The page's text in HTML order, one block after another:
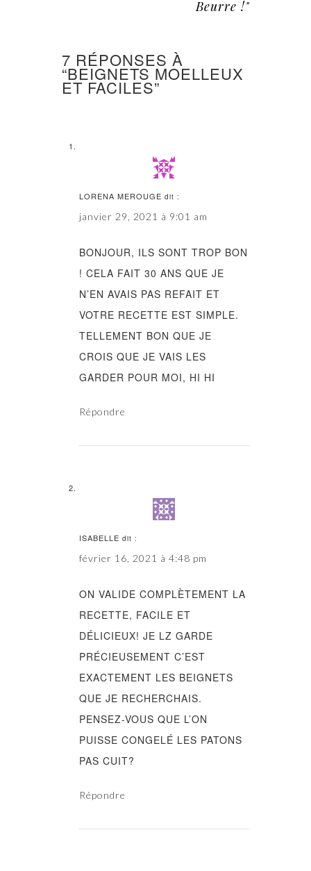
Beurre !"
7 RÉPONSES À
“BEIGNETS MOELLEUX
ET FACILES”
LORENA MEROUGE dit :
janvier 29, 2021 à 9:01 am
BONJOUR, ILS SONT TROP BON
! CELA FAIT 30 ANS QUE JE
N’EN AVAIS PAS REFAIT ET
VOTRE RECETTE EST SIMPLE.
TELLEMENT BON QUE JE
CROIS QUE JE VAIS LES
GARDER POUR MOI, HI HI
Répondre
ISABELLE dit :
février 16, 2021 à 4:48 pm
ON VALIDE COMPLÈTEMENT LA
RECETTE, FACILE ET
DÉLICIEUX! JE LZ GARDE
PRÉCIEUSEMENT C’EST
EXACTEMENT LES BEIGNETS
QUE JE RECHERCHAIS.
PENSEZ-VOUS QUE L’ON
PUISSE CONGELÉ LES PATONS
PAS CUIT?
Répondre